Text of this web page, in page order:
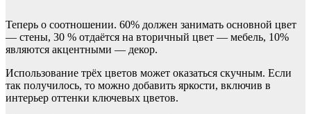
Теперь о соотношении. 60% должен занимать основной цвет
— стены, 30 % отдаётся на вторичный цвет — мебель, 10%
являются акцентными — декор.
Использование трёх цветов может оказаться скучным. Если
так получилось, то можно добавить яркости, включив в
интерьер оттенки ключевых цветов.